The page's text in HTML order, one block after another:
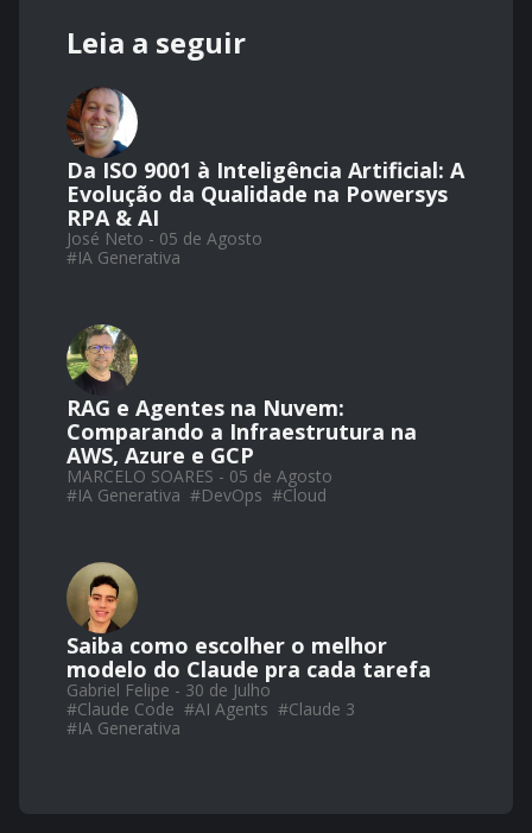
Leia a seguir
Da ISO 9001 à Inteligência Artificial: A
Evolução da Qualidade na Powersys
RPA & AI
José Neto - 05 de Agosto
#IA Generativa
RAG e Agentes na Nuvem:
Comparando a Infraestrutura na
AWS, Azure e GCP
MARCELO SOARES - 05 de Agosto
#IA Generativa #DevOps #Cloud
Saiba como escolher o melhor
modelo do Claude pra cada tarefa
Gabriel Felipe - 30 de Julho
#Claude Code #AI Agents #Claude 3
#IA Generativa